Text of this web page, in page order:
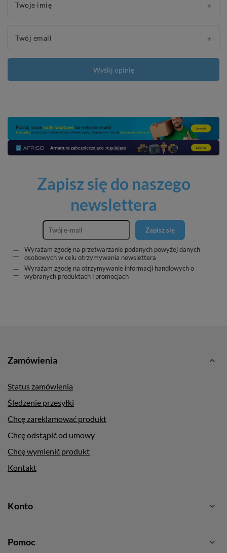
Twoje imię
Twój email
Wyślij opinię
Zapisz się do naszego
newslettera
Zapisz się
Wyrażam zgodę na przetwarzanie podanych powyżej danych
osobowych w celu otrzymywania newslettera
Wyrażam zgodę na otrzymywanie informacji handlowych o
wybranych produktach i promocjach
Zamówienia
Status zamówienia
Śledzenie przesyłki
Chcę zareklamować produkt
Chcę odstąpić od umowy
Chcę wymienić produkt
Kontakt
Konto
Pomoc